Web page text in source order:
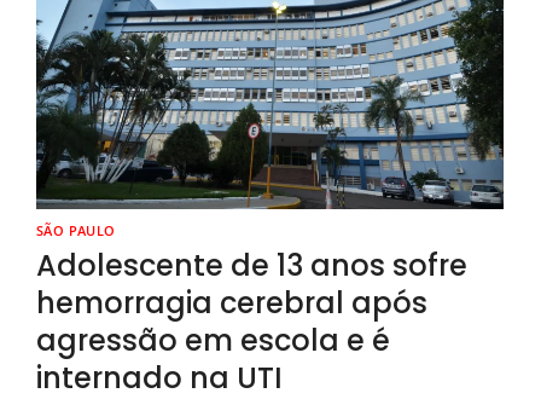
SÃO PAULO
Adolescente de 13 anos sofre
hemorragia cerebral após
agressão em escola e é
internado na UTI